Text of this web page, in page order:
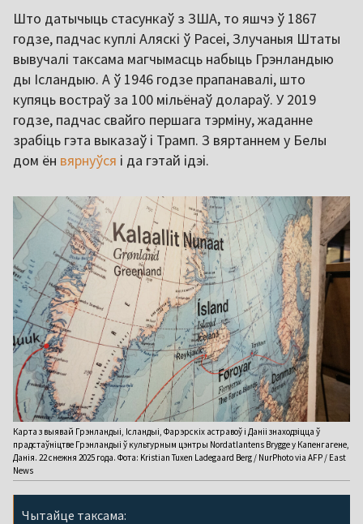
Што датычыць стасункаў з ЗША, то яшчэ ў 1867
годзе, падчас куплі Аляскі ў Расеі, Злучаныя Штаты
вывучалі таксама магчымасць набыць Грэнландыю
ды Ісландыю. А ў 1946 годзе прапанавалі, што
купяць востраў за 100 мільёнаў долараў. У 2019
годзе, падчас свайго першага тэрміну, жаданне
зрабіць гэта выказаў і Трамп. З вяртаннем у Белы
дом ён вярнуўся і да гэтай ідэі.
Карта з выявай Грэнландыі, Ісландыі, Фарэрскіх астравоў і Даніі знаходзіцца ў
прадстаўніцтве Грэнландыі ў культурным цэнтры Nordatlantens Brygge у Капенгагене,
Данія. 22 снежня 2025 года. Фота: Kristian Tuxen Ladegaard Berg / NurPhoto via AFP / East
News
Чытайце таксама: